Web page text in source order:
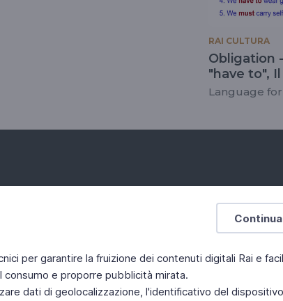
per garantire la fruizione dei contenuti digitali Rai e
e proporre pubblicità mirata.
dati di geolocalizzazione, l'identificativo del
RAI CULTURA
Obligation
"have to",
utilizzo di
Language